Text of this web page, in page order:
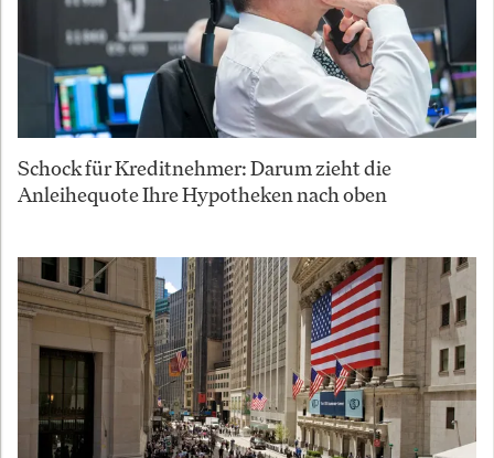
Schock für Kreditnehmer: Darum zieht die
Anleihequote Ihre Hypotheken nach oben